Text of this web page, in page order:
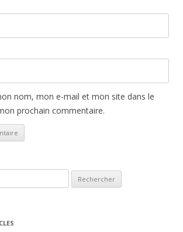
nom, mon e-mail et mon site dans le
prochain commentaire.